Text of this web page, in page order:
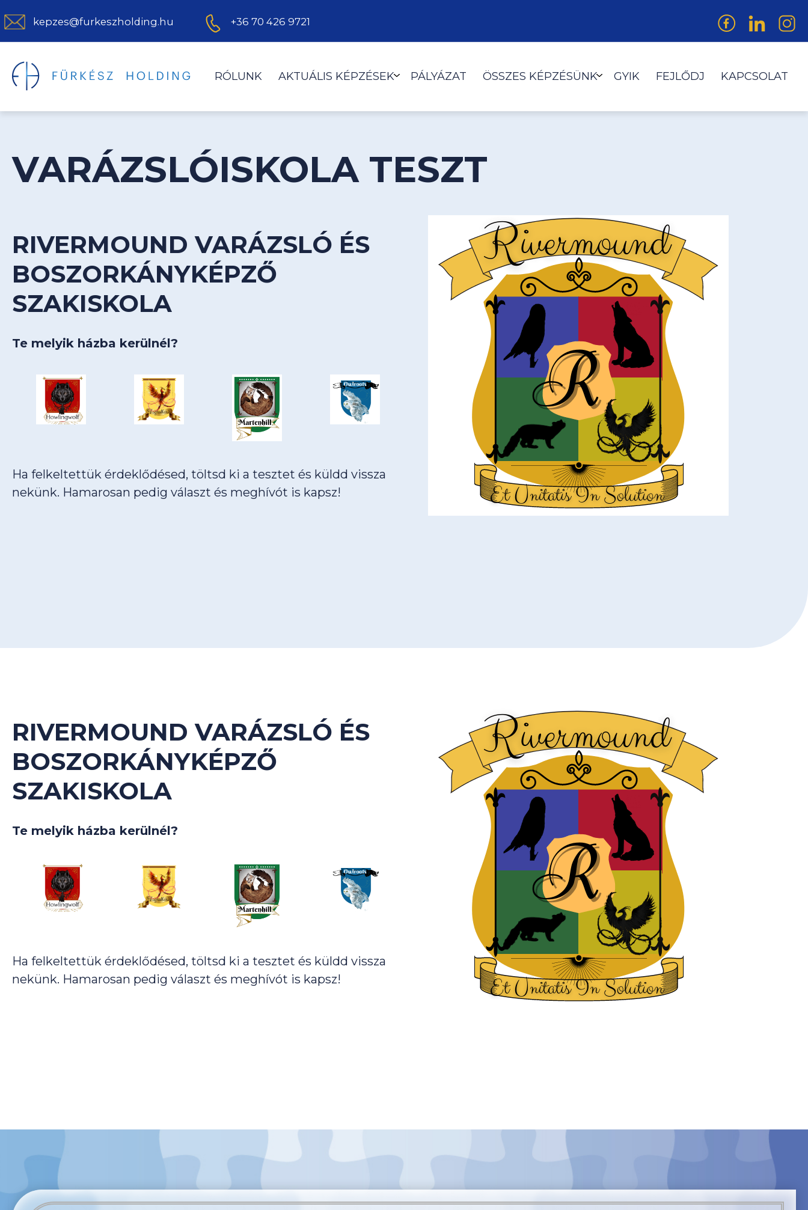
kepzes@furkeszholding.hu +36 70 426 9721
RÓLUNK AKTUÁLIS KÉPZÉSEK PÁLYÁZAT ÖSSZES KÉPZÉSÜNK GYIK FEJLŐDJ KAPCSOLAT
VARÁZSLÓISKOLA TESZT
RIVERMOUND VARÁZSLÓ ÉS
BOSZORKÁNYKÉPZŐ
SZAKISKOLA
Te melyik házba kerülnél?
Ha felkeltettük érdeklődésed, töltsd ki a tesztet és küldd vissza
nekünk. Hamarosan pedig választ és meghívót is kapsz!
RIVERMOUND VARÁZSLÓ ÉS
BOSZORKÁNYKÉPZŐ
SZAKISKOLA
Te melyik házba kerülnél?
Ha felkeltettük érdeklődésed, töltsd ki a tesztet és küldd vissza
nekünk. Hamarosan pedig választ és meghívót is kapsz!